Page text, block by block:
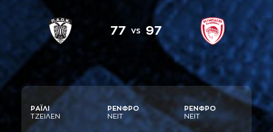
77 vs 97
ΡAΪΛΙ
ΤΖΕΙΛΕΝ
ΡΕΝΦΡΟ
ΝΕΙΤ
ΡΕΝΦΡΟ
ΝΕΙΤ